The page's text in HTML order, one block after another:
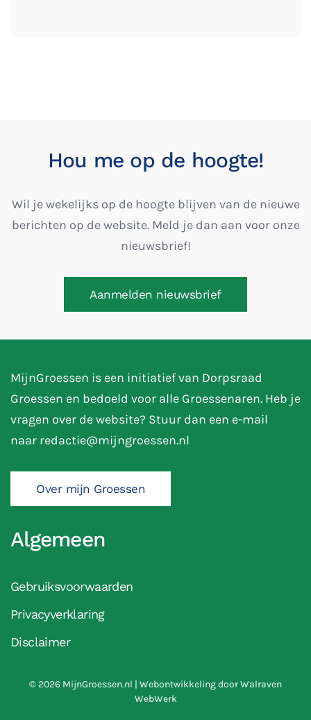
Hou me op de hoogte!
Wil je wekelijks op de hoogte blijven van de nieuwe
berichten op de website. Meld je dan aan voor onze
nieuwsbrief!
Aanmelden nieuwsbrief
MijnGroessen is een initiatief van Dorpsraad
Groessen en bedoeld voor alle Groessenaren. Heb je
vragen over de website? Stuur dan een e-mail
naar redactie@mijngroessen.nl
Over mijn Groessen
Algemeen
Gebruiksvoorwaarden
Privacyverklaring
Disclaimer
©2026 MijnGroessen.nl | Webontwikkeling doorWalraven
WebWerk